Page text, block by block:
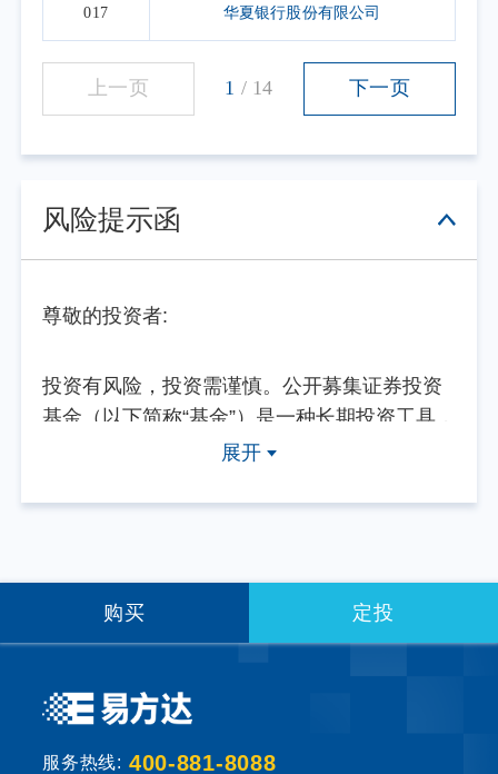
017 华夏银行股份有限公司
上一页 1 / 14 下一页
风险提示函
尊敬的投资者:
投资有风险，投资需谨慎。公开募集证券投资
基金（以下简称“基金”）是一种长期投资工具，
其主要功能是分散投资，降低投资单一证券所
提供固定收益预期的金融工具，当您购买基金
险承受能力和基金的风险等级进行划分，并提
金风险特征的表述与基金销售机构对基金的风
展开
购买 定投
服务热线: 400-881-8088